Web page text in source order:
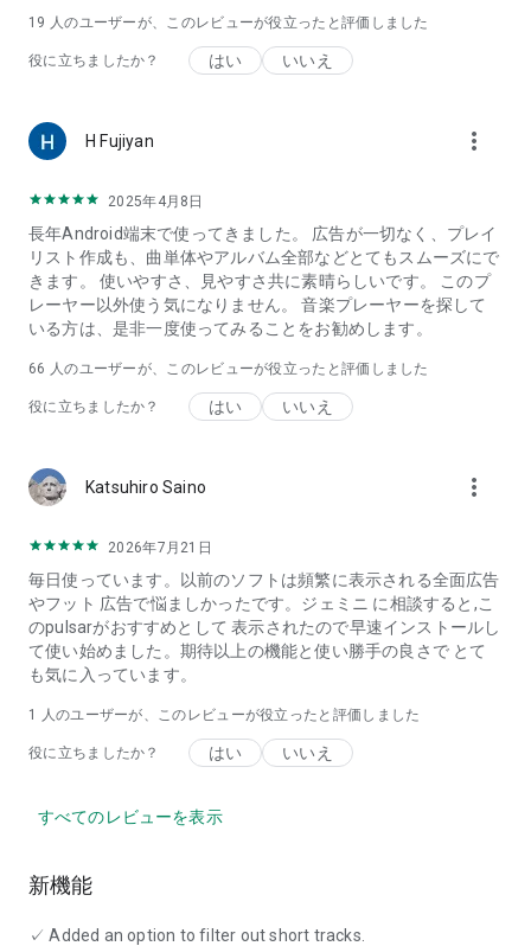
19 人のユーザーが、このレビューが役立ったと評価しました
役に立ちましたか？ はい いいえ
H Fujiyan more_vert
2025年4月8日
長年Android端末で使ってきました。 広告が一切なく、プレイ
リスト作成も、曲単体やアルバム全部などとてもスムーズにで
きます。 使いやすさ、見やすさ共に素晴らしいです。 このプ
レーヤー以外使う気になりません。 音楽プレーヤーを探して
いる方は、是非一度使ってみることをお勧めします。
66 人のユーザーが、このレビューが役立ったと評価しました
役に立ちましたか？ はい いいえ
Katsuhiro Saino more_vert
2026年7月21日
毎日使っています。以前のソフトは頻繁に表示される全面広告
やフット 広告で悩ましかったです。ジェミニ に相談すると,こ
のpulsarがおすすめとして 表示されたので早速インストールし
て使い始めました。期待以上の機能と使い勝手の良さで とて
も気に入っています。
1 人のユーザーが、このレビューが役立ったと評価しました
役に立ちましたか？ はい いいえ
すべてのレビューを表示
新機能
✓ Added an option to filter out short tracks.